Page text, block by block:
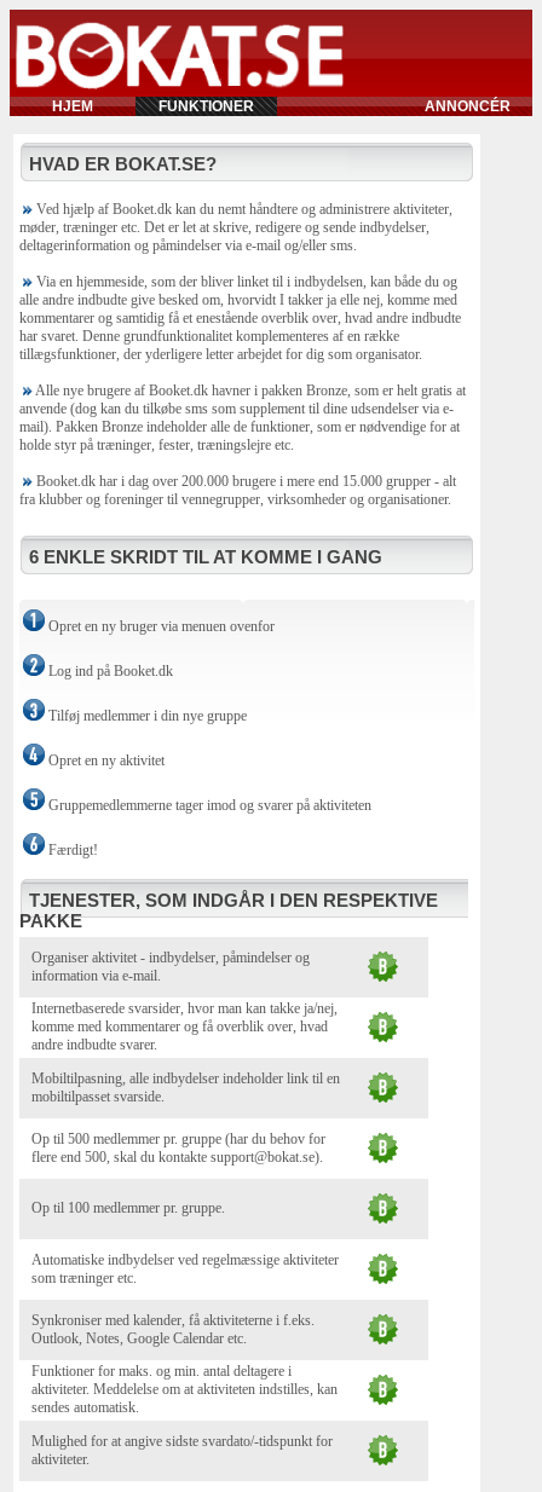
HJEM FUNKTIONER ANNONCÉR
HVAD ER BOKAT.SE?
Ved hjælp af Booket.dk kan du nemt håndtere og administrere aktiviteter,
møder, træninger etc. Det er let at skrive, redigere og sende indbydelser,
deltagerinformation og påmindelser via e-mail og/eller sms.
Via en hjemmeside, som der bliver linket til i indbydelsen, kan både du og
alle andre indbudte give besked om, hvorvidt I takker ja elle nej, komme med
kommentarer og samtidig få et enestående overblik over, hvad andre indbudte
har svaret. Denne grundfunktionalitet komplementeres af en række
tillægsfunktioner, der yderligere letter arbejdet for dig som organisator.
Alle nye brugere af Booket.dk havner i pakken Bronze, som er helt gratis at
anvende (dog kan du tilkøbe sms som supplement til dine udsendelser via e-
mail). Pakken Bronze indeholder alle de funktioner, som er nødvendige for at
holde styr på træninger, fester, træningslejre etc.
Booket.dk har i dag over 200.000 brugere i mere end 15.000 grupper - alt
fra klubber og foreninger til vennegrupper, virksomheder og organisationer.
6 ENKLE SKRIDT TIL AT KOMME I GANG
Opret en ny bruger via menuen ovenfor
Log ind på Booket.dk
Tilføj medlemmer i din nye gruppe
Opret en ny aktivitet
Gruppemedlemmerne tager imod og svarer på aktiviteten
Færdigt!
TJENESTER, SOM INDGÅR I DEN RESPEKTIVE
PAKKE
Organiser aktivitet - indbydelser, påmindelser og
information via e-mail.
Internetbaserede svarsider, hvor man kan takke ja/nej,
komme med kommentarer og få overblik over, hvad
andre indbudte svarer.
Mobiltilpasning, alle indbydelser indeholder link til en
mobiltilpasset svarside.
Op til 500 medlemmer pr. gruppe (har du behov for
flere end 500, skal du kontakte support@bokat.se).
Op til 100 medlemmer pr. gruppe.
Automatiske indbydelser ved regelmæssige aktiviteter
som træninger etc.
Synkroniser med kalender, få aktiviteterne i f.eks.
Outlook, Notes, Google Calendar etc.
Funktioner for maks. og min. antal deltagere i
aktiviteter. Meddelelse om at aktiviteten indstilles, kan
sendes automatisk.
Mulighed for at angive sidste svardato/-tidspunkt for
aktiviteter.